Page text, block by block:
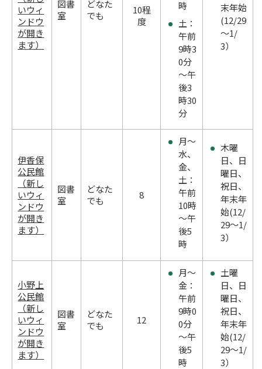
いウィ
ンドウ
が開き
ます）
図書
室
どなた
でも
10程
度
時
土：
午前
9時3
0分
～午
後3
時30
分
末年始
(12/29
～1/
3）
伊香保
公民館
（新し
いウィ
ンドウ
が開き
ます）
図書
室
どなた
でも
8
月～
水、
金、
土：
午前
10時
～午
後5
時
木曜
日、日
曜日、
祝日、
年末年
始(12/
29～1/
3）
小野上
公民館
（新し
いウィ
ンドウ
が開き
ます）
図書
室
どなた
でも
12
月～
金：
午前
9時0
0分
～午
後5
時
土曜
日、日
曜日、
祝日、
年末年
始(12/
29～1/
3）